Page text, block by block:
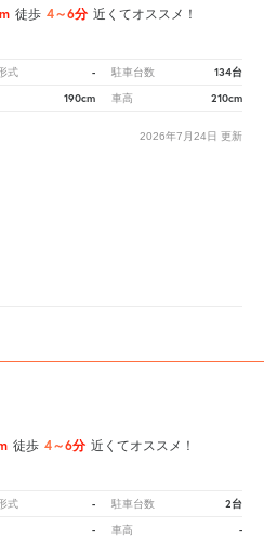
徒歩 4～6分 近くてオススメ！
式 - 駐車台数 134台
190cm 車高 210cm
2026年7月24日 更新
徒歩 4～6分 近くてオススメ！
式 - 駐車台数 2台
- 車高 -